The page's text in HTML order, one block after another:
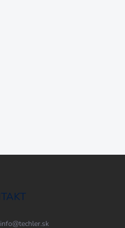
info@techler.sk